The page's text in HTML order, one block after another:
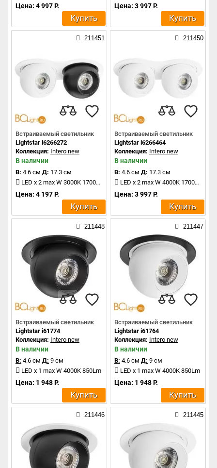
Цена: 4 997 Р.
Купить
Цена: 3 997 Р.
Купить
211451
Встраиваемый светильник
Lightstar i6266272
Коллекция: Intero new
В наличии
В: 4.6 см Д: 17.3 см
LED x 2 max W 3000K 1700Lm
Цена: 4 197 Р.
Купить
211450
Встраиваемый светильник
Lightstar i6266464
Коллекция: Intero new
В наличии
В: 4.6 см Д: 17.3 см
LED x 2 max W 4000K 1700Lm
Цена: 3 997 Р.
Купить
211448
Встраиваемый светильник
Lightstar i61774
Коллекция: Intero new
В наличии
В: 4.6 см Д: 9 см
LED x 1 max W 4000K 850Lm
Цена: 1 948 Р.
Купить
211447
Встраиваемый светильник
Lightstar i61764
Коллекция: Intero new
В наличии
В: 4.6 см Д: 9 см
LED x 1 max W 4000K 850Lm
Цена: 1 948 Р.
Купить
211446 211445